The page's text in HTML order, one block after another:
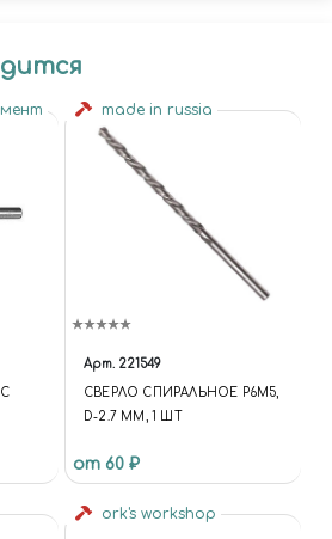
made in russia
Арт. 221549
СВЕРЛО СПИРАЛЬНОЕ Р6М5,
D-2.7 ММ, 1 ШТ
от 60 ₽
ork's workshop